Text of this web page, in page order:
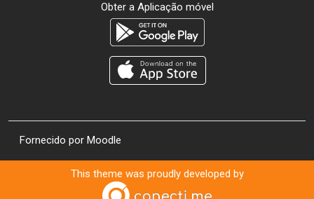
Obter a Aplicação móvel
Fornecido por Moodle
This theme was proudly developed by